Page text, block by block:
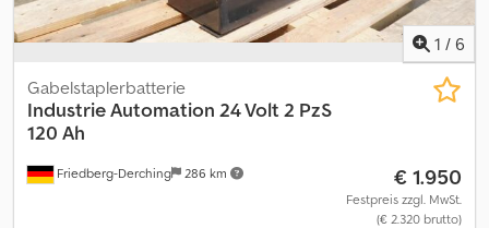
1 / 6
Friedberg-Derching 286 km
Gabelstaplerbatterie
Industrie Automation 24 Volt 2 PzS
120 Ah
€ 1.950
Festpreis zzgl. MwSt.
(€ 2.320 brutto)